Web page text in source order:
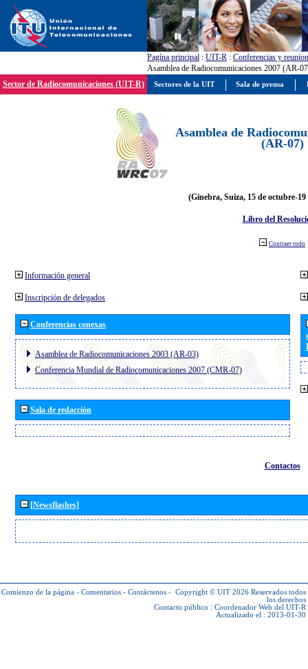
Pagína principal : UIT-R : Conferencias y
Asamblea de Radiocomunicaciones 2007 (AR-
Sector de Radiocomunicaciones (UIT-R)
Asamblea de
(AR-07)
(Ginebra, Suiza, 15 de octubre-19
Libro del
Contraer todo
Información general
Inscripción de delegados
Conferencias conexas
Asamblea de Radiocomunicaciones 2003 (AR-03)
Conferencia Mundial de Radiocomunicaciones 2007 (CMR-07)
Sala de redacción
Contactos
[Newsflashes]
Comienzo de la página - Comentarios - Contáctenos - Copyright © UIT 2026 Reservados todos
los derechos
Contacto público : Coordenador Web del UIT-R
Actualizado el : 2013-01-30
Sectores de la UIT Sala de prensa